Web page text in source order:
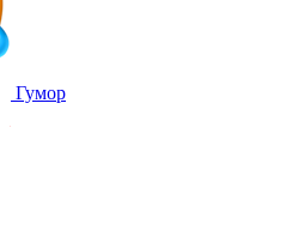
Гумор